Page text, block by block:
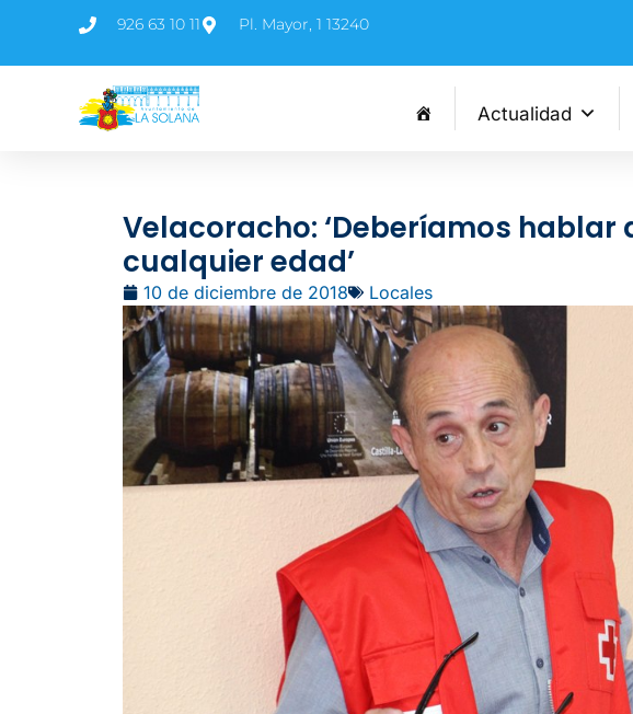
926 63 10 11 Pl. Mayor, 1 13240
Actualidad
Velacoracho: ‘Deberíamos hablar
cualquier edad’
10 de diciembre de 2018 Locales